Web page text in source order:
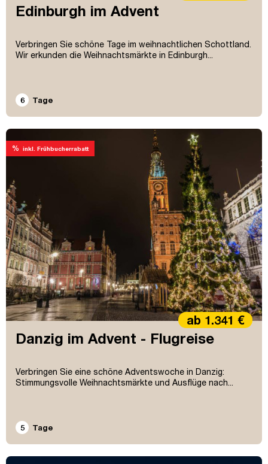
Edinburgh im Advent
Verbringen Sie schöne Tage im weihnachtlichen Schottland.
Wir erkunden die Weihnachtsmärkte in Edinburgh...
6 Tage
% inkl. Frühbucherrabatt
Danzig im Advent - Flugreise
Verbringen Sie eine schöne Adventswoche in Danzig:
Stimmungsvolle Weihnachtsmärkte und Ausflüge nach...
ab 1.341 €
5 Tage